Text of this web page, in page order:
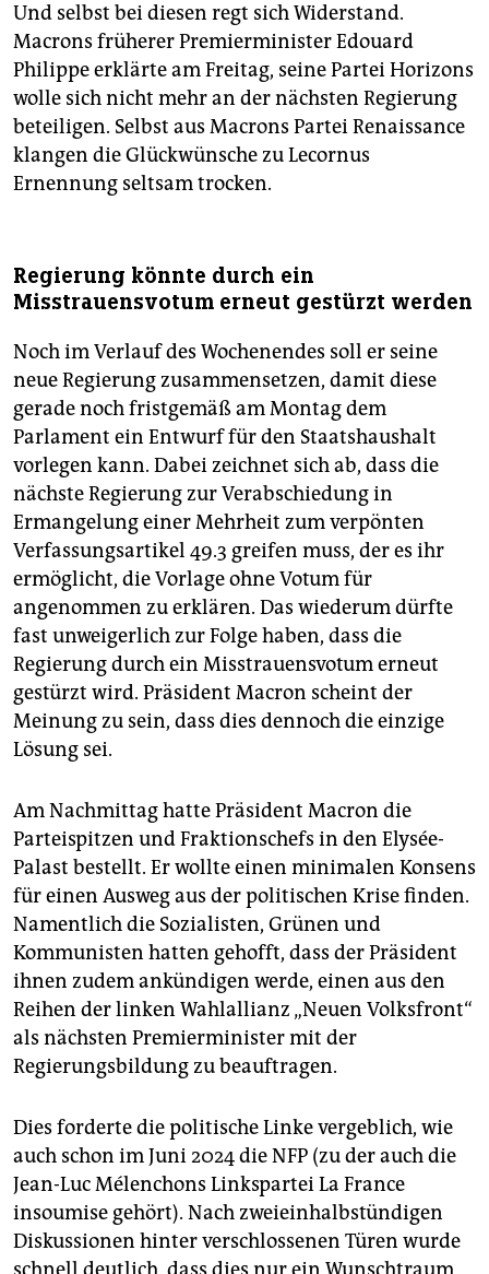
Und selbst bei diesen regt sich Widerstand.
Macrons früherer Premierminister Edouard
Philippe erklärte am Freitag, seine Partei Horizons
wolle sich nicht mehr an der nächsten Regierung
beteiligen. Selbst aus Macrons Partei Renaissance
klangen die Glückwünsche zu Lecornus
Ernennung seltsam trocken.
Regierung könnte durch ein
Misstrauensvotum erneut gestürzt werden
Noch im Verlauf des Wochenendes soll er seine
neue Regierung zusammensetzen, damit diese
gerade noch fristgemäß am Montag dem
Parlament ein Entwurf für den Staatshaushalt
vorlegen kann. Dabei zeichnet sich ab, dass die
nächste Regierung zur Verabschiedung in
Ermangelung einer Mehrheit zum verpönten
Verfassungsartikel 49.3 greifen muss, der es ihr
ermöglicht, die Vorlage ohne Votum für
angenommen zu erklären. Das wiederum dürfte
fast unweigerlich zur Folge haben, dass die
Regierung durch ein Misstrauensvotum erneut
gestürzt wird. Präsident Macron scheint der
Meinung zu sein, dass dies dennoch die einzige
Lösung sei.
Am Nachmittag hatte Präsident Macron die
Parteispitzen und Fraktionschefs in den Elysée-
Palast bestellt. Er wollte einen minimalen Konsens
für einen Ausweg aus der politischen Krise finden.
Namentlich die Sozialisten, Grünen und
Kommunisten hatten gehofft, dass der Präsident
ihnen zudem ankündigen werde, einen aus den
Reihen der linken Wahlallianz „Neuen Volksfront“
als nächsten Premierminister mit der
Regierungsbildung zu beauftragen.
Dies forderte die politische Linke vergeblich, wie
auch schon im Juni 2024 die NFP (zu der auch die
Jean-Luc Mélenchons Linkspartei La France
insoumise gehört). Nach zweieinhalbstündigen
Diskussionen hinter verschlossenen Türen wurde